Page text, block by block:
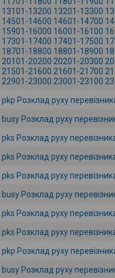
13101-13200 13201-13300
14501-14600 14601-14700
15901-16000 16001-16100
17301-17400 17401-17500
18701-18800 18801-18900
20101-20200 20201-20300
21501-21600 21601-21700
22901-23000 23001-23100
pkp Розклад руху
busy Розклад руху
pks Розклад руху
pks Розклад руху
pks Розклад руху
busy Розклад руху
pks Розклад руху
pks Розклад руху
pkp Розклад руху
busy Розклад руху